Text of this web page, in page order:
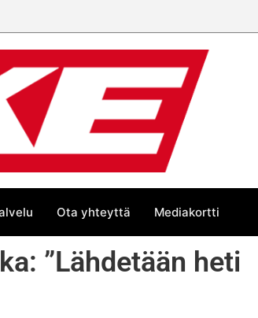
Ota yhteyttä Mediakortti
”Lähdetään heti